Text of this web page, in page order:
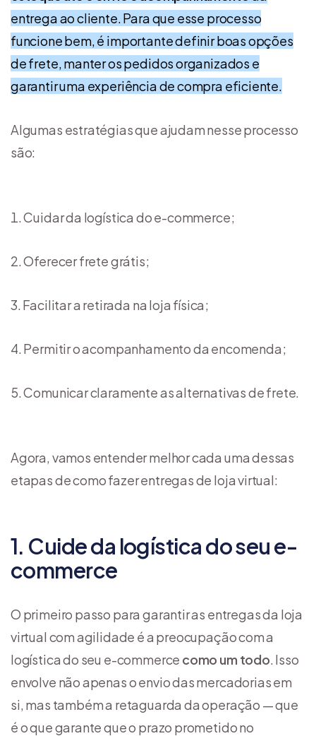
entrega ao cliente. Para que esse processo
funcione bem, é importante definir boas opções
de frete, manter os pedidos organizados e
garantir uma experiência de compra eficiente.
Algumas estratégias que ajudam nesse processo
são:
Cuidar da logística do e-commerce;
Oferecer frete grátis;
Facilitar a retirada na loja física;
Permitir o acompanhamento da encomenda;
Comunicar claramente as alternativas de frete.
Agora, vamos entender melhor cada uma dessas
etapas de como fazer entregas de loja virtual:
1. Cuide da logística do seu e-
commerce
O primeiro passo para garantir as entregas da loja
virtual com agilidade é a preocupação com a
logística do seu e-commerce como um todo. Isso
envolve não apenas o envio das mercadorias em
si, mas também a retaguarda da operação — que
é o que garante que o prazo prometido no